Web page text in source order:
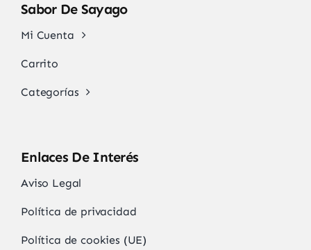
Sabor De Sayago
Mi Cuenta
Carrito
Categorías
Enlaces De Interés
Aviso Legal
Política de privacidad
Política de cookies (UE)